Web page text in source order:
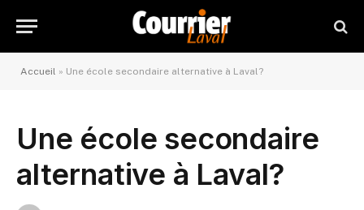
Accueil » Une école secondaire alternative à Laval?
Une école secondaire
alternative à Laval?